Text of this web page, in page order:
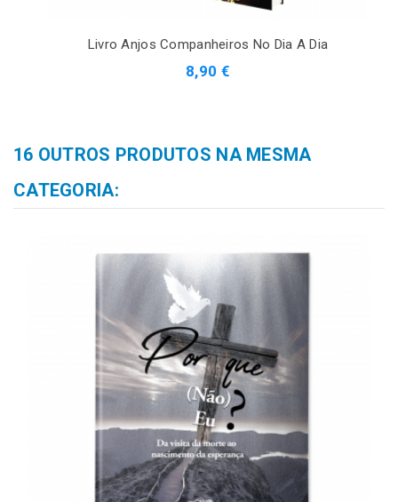
Livro Anjos Companheiros No Dia A Dia
8,90 €
16 OUTROS PRODUTOS NA MESMA
CATEGORIA: